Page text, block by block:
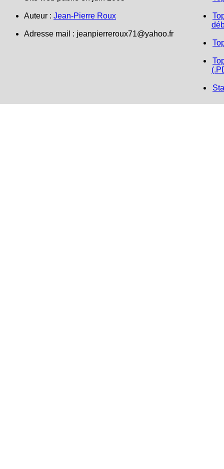
Auteur : Jean-Pierre Roux
Adresse mail : jeanpierreroux71@yahoo.fr